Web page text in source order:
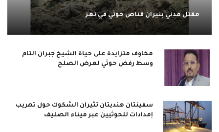
مقتل مدني بنيران قناص حوثي في تعز
مخاوف متزايدة على حياة الشيخ جبران التام
وسط رفض حوثي لعرض الصلح
سفينتان هنديتان تثيران الشكوك حول تهريب
إمدادات للحوثيين عبر ميناء الصليف